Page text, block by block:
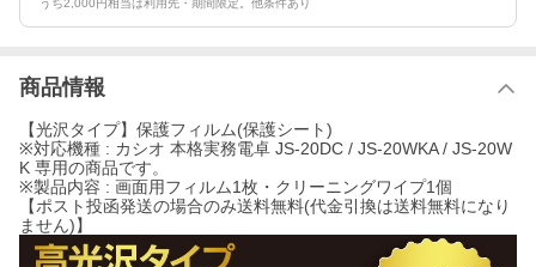
うち2,000円相当は利用先・期間限定。他条件あり
商品情報
【光沢タイプ】保護フィルム(保護シート)
※対応機種 : カシオ 本格実務電卓 JS-20DC / JS-20WKA / JS-20W
K 専用の商品です。
※製品内容 : 画面用フィルム1枚・クリーニングワイプ1個
【ポスト投函発送の場合のみ送料無料(代金引換は送料無料になり
ません)】